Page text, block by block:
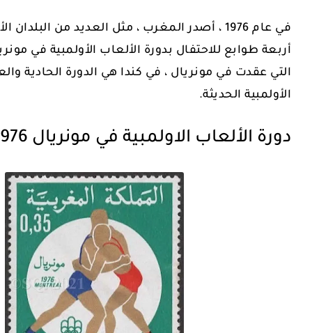
في عام 1976 ، أصدر المغرب ، مثل العديد من
أربعة طوابع للاحتفال بدورة الألعاب الأولمبية في
التي عقدت في مونريال ، في كندا هي الدورة الحادية
الأولمبية الحديثة.
دورة الألعاب الاولمبية في مونريال 1976